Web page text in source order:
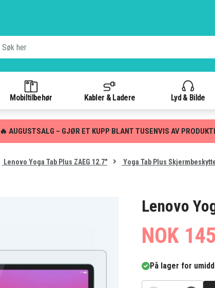
Mobiltilbehør Kabler & Ladere Lyd & Bilde
🔥 AUGUSTSALG – GJØR ET KUPP BLANT TUSENVIS AV
Lenovo Yoga Tab Plus ZAEG 12.7" Yoga Tab Plus
Lenovo
NOK 145
På lager for